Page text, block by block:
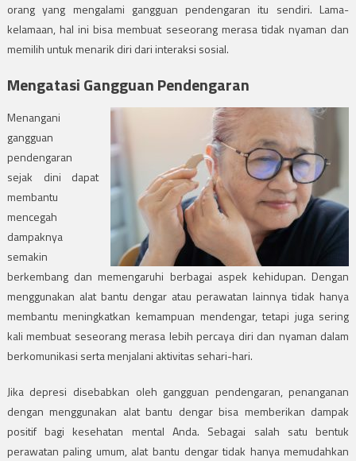
orang yang mengalami gangguan pendengaran itu sendiri. Lama-
kelamaan, hal ini bisa membuat seseorang merasa tidak nyaman dan
memilih untuk menarik diri dari interaksi sosial.
Mengatasi Gangguan Pendengaran
Menangani
gangguan
pendengaran
sejak dini dapat
membantu
mencegah
dampaknya
semakin
berkembang dan memengaruhi berbagai aspek kehidupan. Dengan
menggunakan alat bantu dengar atau perawatan lainnya tidak hanya
membantu meningkatkan kemampuan mendengar, tetapi juga sering
kali membuat seseorang merasa lebih percaya diri dan nyaman dalam
berkomunikasi serta menjalani aktivitas sehari-hari.
Jika depresi disebabkan oleh gangguan pendengaran, penanganan
dengan menggunakan alat bantu dengar bisa memberikan dampak
positif bagi kesehatan mental Anda. Sebagai salah satu bentuk
perawatan paling umum, alat bantu dengar tidak hanya memudahkan